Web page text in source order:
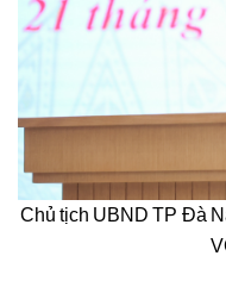
Chủ tịch UBND TP Đà